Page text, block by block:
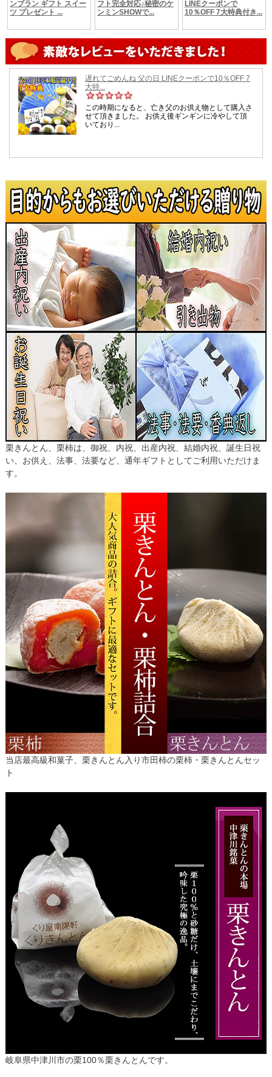
栗きんとん、栗柿は、御祝、内祝、出産内祝、結婚内祝、誕生日祝
い、お供え、法事、法要など、通年ギフトとしてご利用いただけま
す。
当店最高級和菓子、栗きんとん入り市田柿の栗柿・栗きんとんセッ
ト
岐阜県中津川市の栗100％栗きんとんです。